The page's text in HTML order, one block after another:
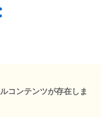
コンテンツが存在しま